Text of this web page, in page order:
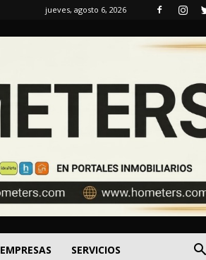
jueves, agosto 6, 2026
EMPRESAS SERVICIOS